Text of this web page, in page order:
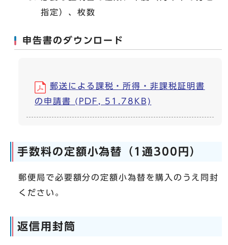
指定）、枚数
申告書のダウンロード
郵送による課税・所得・非課税証明書
の申請書 (PDF, 51.78KB)
手数料の定額小為替（1通300円）
郵便局で必要額分の定額小為替を購入のうえ同封
ください。
返信用封筒